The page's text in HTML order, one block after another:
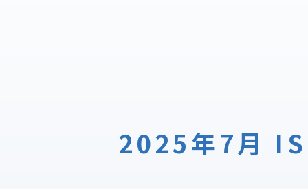
2025年7月